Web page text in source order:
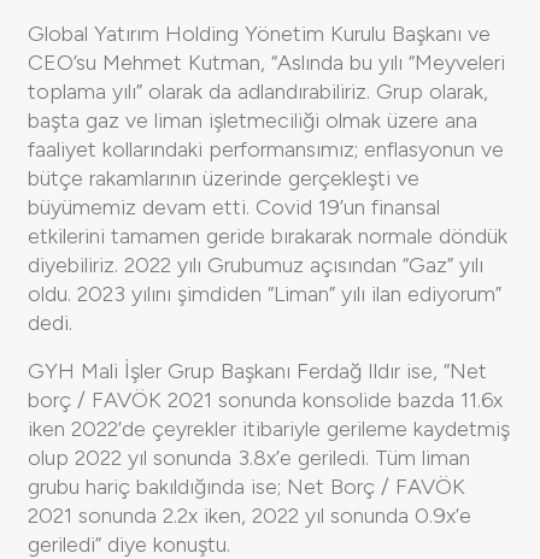
Global Yatırım Holding Yönetim Kurulu Başkanı ve
CEO’su Mehmet Kutman, “Aslında bu yılı “Meyveleri
toplama yılı” olarak da adlandırabiliriz. Grup olarak,
başta gaz ve liman işletmeciliği olmak üzere ana
faaliyet kollarındaki performansımız; enflasyonun ve
bütçe rakamlarının üzerinde gerçekleşti ve
büyümemiz devam etti. Covid 19’un finansal
etkilerini tamamen geride bırakarak normale döndük
diyebiliriz. 2022 yılı Grubumuz açısından “Gaz” yılı
oldu. 2023 yılını şimdiden “Liman” yılı ilan ediyorum”
dedi.
GYH Mali İşler Grup Başkanı Ferdağ Ildır ise, “Net
borç / FAVÖK 2021 sonunda konsolide bazda 11.6x
iken 2022’de çeyrekler itibariyle gerileme kaydetmiş
olup 2022 yıl sonunda 3.8x’e geriledi. Tüm liman
grubu hariç bakıldığında ise; Net Borç / FAVÖK
2021 sonunda 2.2x iken, 2022 yıl sonunda 0.9x’e
geriledi” diye konuştu.